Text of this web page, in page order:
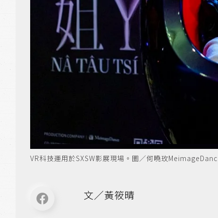
VR科技運用於SXSW影展現場。圖／何曉玫
文／黃筱晴